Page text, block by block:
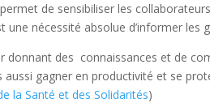
permet de sensibiliser les
une nécessité absolue d’informer
des connaissances et de
aussi gagner en productivité et se
la Santé et des Solidarités)